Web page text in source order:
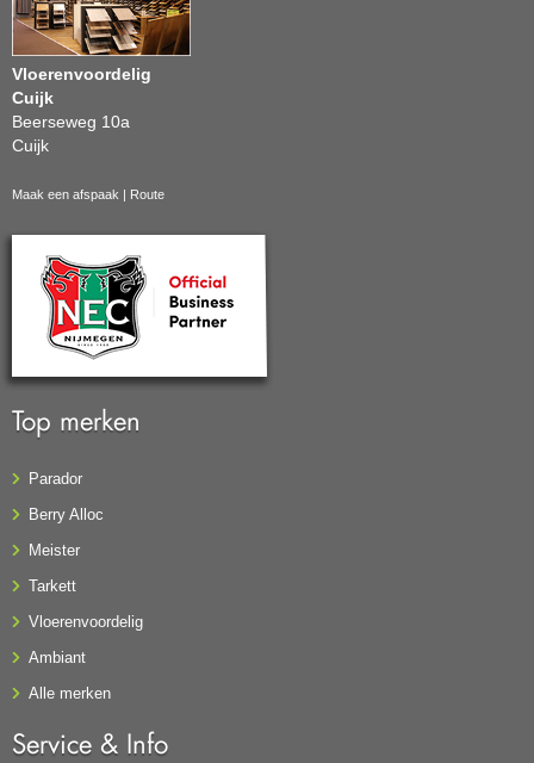
Vloerenvoordelig
Cuijk
Beerseweg 10a
Cuijk
Maak een afspaak | Route
Top merken
Parador
Berry Alloc
Meister
Tarkett
Vloerenvoordelig
Ambiant
Alle merken
Service & Info